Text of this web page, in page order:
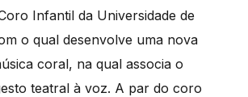
Infantil da Universidade de
o qual desenvolve uma nova
coral, na qual associa o
teatral à voz. A par do coro